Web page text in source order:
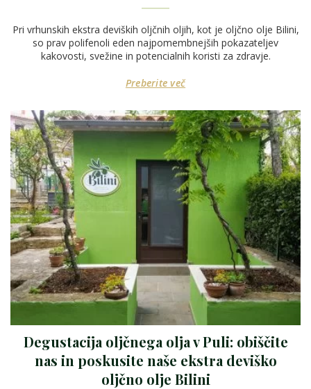
Pri vrhunskih ekstra deviških oljčnih oljih, kot je oljčno olje Bilini,
so prav polifenoli eden najpomembnejših pokazateljev
kakovosti, svežine in potencialnih koristi za zdravje.
Preberite več
Degustacija oljčnega olja v Puli: obiščite
nas in poskusite naše ekstra deviško
oljčno olje Bilini